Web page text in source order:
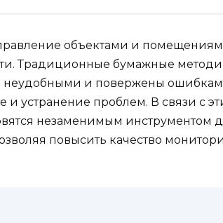
объектами и
Традиционные бумажные
неудобными и повержены
и устранение проблем. В связи с
незаменимым инструментом
повысить качество